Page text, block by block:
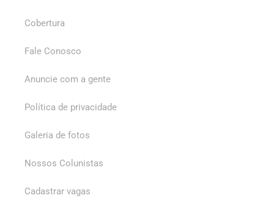
Cobertura
Fale Conosco
Anuncie com a gente
Política de privacidade
Galeria de fotos
Nossos Colunistas
Cadastrar vagas